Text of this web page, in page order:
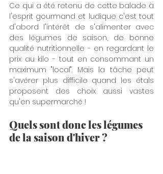
Ce qui a été retenu de cette balade à
l'esprit gourmand et ludique c'est tout
d'abord l'intérêt de s'alimenter avec
des légumes de saison, de bonne
qualité nutritionnelle - en regardant le
prix au kilo - tout en consommant un
maximum "local". Mais la tâche peut
s'avérer plus difficile quand les étals
proposent des choix aussi vastes
qu'en supermarché !
Quels sont donc les légumes
de la saison d'hiver ?